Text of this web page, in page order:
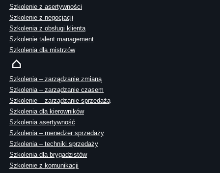
Szkolenie z asertywności
Szkolenie z negocjacji
Szkolenia z obsługi klienta
Szkolenie talent management
Szkolenia dla mistrzów
Szkolenia – zarządzanie zmianą
Szkolenia – zarządzanie czasem
Szkolenie – zarządzanie sprzedażą
Szkolenia dla kierowników
Szkolenia asertywność
Szkolenia – menedżer sprzedaży
Szkolenia – techniki sprzedaży
Szkolenia dla brygadzistów
Szkolenie z komunikacji